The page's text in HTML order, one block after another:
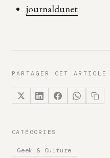
journaldunet
PARTAGER CET ARTICLE
CATÉGORIES
Geek & Culture